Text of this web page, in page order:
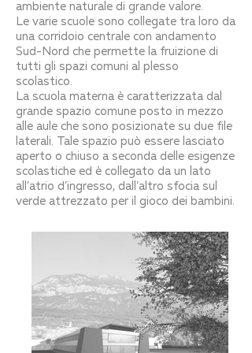
ambiente naturale di grande valore.
Le varie scuole sono collegate tra loro da
una corridoio centrale con andamento
Sud-Nord che permette la fruizione di
tutti gli spazi comuni al plesso
scolastico.
La scuola materna è caratterizzata dal
grande spazio comune posto in mezzo
alle aule che sono posizionate su due file
laterali. Tale spazio può essere lasciato
aperto o chiuso a seconda delle esigenze
scolastiche ed è collegato da un lato
all’atrio d’ingresso, dall’altro sfocia sul
verde attrezzato per il gioco dei bambini.